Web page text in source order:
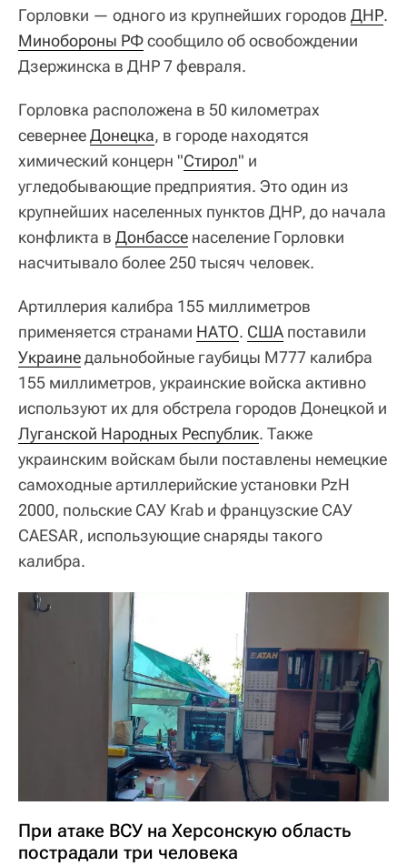
Горловки — одного из крупнейших городов ДНР.
Минобороны РФсообщило об освобождении
Дзержинска в ДНР 7 февраля.
Горловка расположена в 50 километрах
севернееДонецка, в городе находятся
химический концерн "Стирол" и
угледобывающие предприятия. Это один из
крупнейших населенных пунктов ДНР, до начала
конфликта в Донбассе население Горловки
насчитывало более 250 тысяч человек.
Артиллерия калибра 155 миллиметров
применяется странами НАТО. США поставили
Украинедальнобойные гаубицы M777 калибра
155 миллиметров, украинские войска активно
используют их для обстрела городов Донецкой и
Луганской Народных Республик. Также
украинским войскам были поставлены немецкие
самоходные артиллерийские установки PzH
2000, польские САУ Krab и французские САУ
CAESAR, использующие снаряды такого
калибра.
При атаке ВСУ на Херсонскую область
пострадали три человека